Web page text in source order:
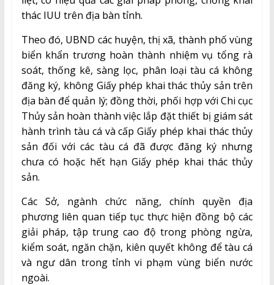
thác IUU trên địa bàn tỉnh.
Theo đó, UBND các huyện, thị xã, thành phố vùng
biển khẩn trương hoàn thành nhiệm vụ tổng rà
soát, thống kê, sàng lọc, phân loại tàu cá không
đăng ký, không Giấy phép khai thác thủy sản trên
địa bàn để quản lý; đồng thời, phối hợp với Chi cục
Thủy sản hoàn thành việc lắp đặt thiết bị giám sát
hành trình tàu cá và cấp Giấy phép khai thác thủy
sản đối với các tàu cá đã được đăng ký nhưng
chưa có hoặc hết hạn Giấy phép khai thác thủy
sản.
Các Sở, ngành chức năng, chính quyền địa
phương liên quan tiếp tục thực hiện đồng bộ các
giải pháp, tập trung cao độ trong phòng ngừa,
kiểm soát, ngăn chặn, kiên quyết không để tàu cá
và ngư dân trong tỉnh vi phạm vùng biển nước
ngoài.